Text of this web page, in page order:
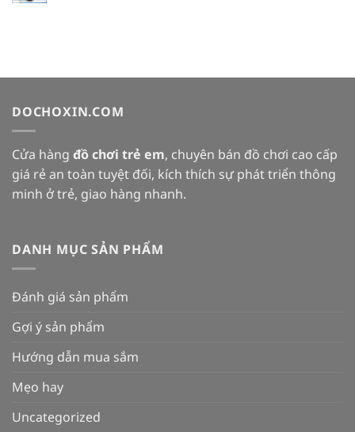
DOCHOXIN.COM
Cửa hàng đồ chơi trẻ em, chuyên bán đồ chơi cao cấp
giá rẻ an toàn tuyệt đối, kích thích sự phát triển thông
minh ở trẻ, giao hàng nhanh.
DANH MỤC SẢN PHẨM
Đánh giá sản phẩm
Gợi ý sản phẩm
Hướng dẫn mua sắm
Mẹo hay
Uncategorized